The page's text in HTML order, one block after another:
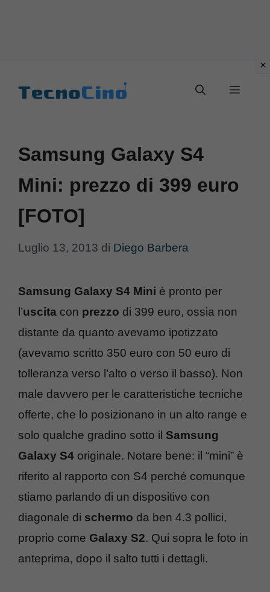
Menu
Samsung Galaxy S4
Mini: prezzo di 399 euro
[FOTO]
Luglio 13, 2013 di Diego Barbera
Samsung Galaxy S4 Mini è pronto per
l’uscita con prezzo di 399 euro, ossia non
distante da quanto avevamo ipotizzato
(avevamo scritto 350 euro con 50 euro di
tolleranza verso l’alto o verso il basso). Non
male davvero per le caratteristiche tecniche
offerte, che lo posizionano in un alto range e
solo qualche gradino sotto il Samsung
Galaxy S4 originale. Notare bene: il “mini” è
riferito al rapporto con S4 perché comunque
stiamo parlando di un dispositivo con
diagonale di schermo da ben 4.3 pollici,
proprio come Galaxy S2. Qui sopra le foto in
anteprima, dopo il salto tutti i dettagli.